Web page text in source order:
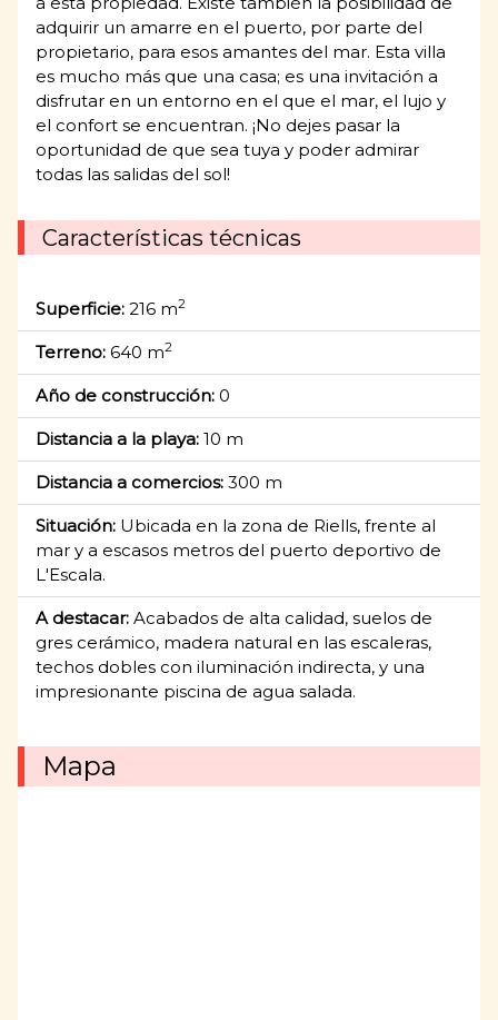
adquirir un amarre en el puerto, por parte del
propietario, para esos amantes del mar. Esta villa
es mucho más que una casa; es una invitación a
disfrutar en un entorno en el que el mar, el lujo y
el confort se encuentran. ¡No dejes pasar la
oportunidad de que sea tuya y poder admirar
todas las salidas del sol!
Características técnicas
Superficie: 216 m2
Terreno: 640 m2
Año de construcción: 0
Distancia a la playa: 10 m
Distancia a comercios: 300 m
Situación: Ubicada en la zona de Riells, frente al
mar y a escasos metros del puerto deportivo de
L'Escala.
A destacar: Acabados de alta calidad, suelos de
gres cerámico, madera natural en las escaleras,
techos dobles con iluminación indirecta, y una
impresionante piscina de agua salada.
Mapa